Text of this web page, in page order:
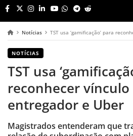
Notícias TST usa ‘gamificação’ para
NOTÍCIAS
TST usa
reconhecer
entregador e Uber
Magistrados entenderam que